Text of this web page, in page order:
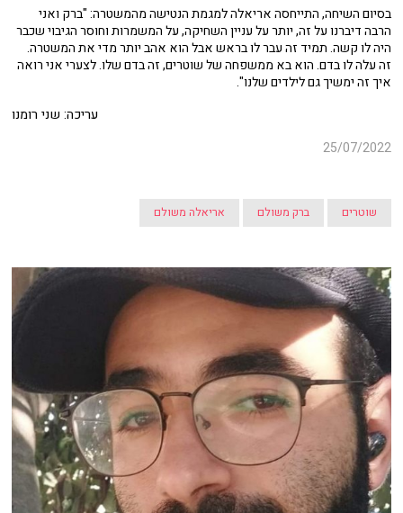
בסיום השיחה, התייחסה אריאלה למגמת הנטישה מהמשטרה: "ברק ואני
הרבה דיברנו על זה, יותר על עניין השחיקה, על המשמרות וחוסר הגיבוי שכבר
היה לו קשה. תמיד זה עבר לו בראש אבל הוא אהב יותר מדי את המשטרה.
זה עלה לו בדם. הוא בא ממשפחה של שוטרים, זה בדם שלו. לצערי אני רואה
איך זה ימשיך גם לילדים שלנו".
עריכה: שני רומנו
25/07/2022
שוטרים ברק משולם אריאלה משולם